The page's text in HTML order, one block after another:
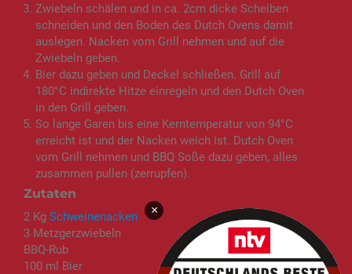
Zutaten
2 Kg Schweinenacken
3 Metzgerzwiebeln
BBQ-Rub
100 ml Bier
Zwiebeln schälen und in ca. 2cm dicke Scheiben
schneiden und den Boden des Dutch Ovens damit
auslegen. Nacken vom Grill nehmen und auf die
Zwiebeln geben.
Bier dazu geben und Deckel schließen. Grill auf
180°C indirekte Hitze einregeln und den Dutch Oven
in den Grill geben.
So lange Garen bis eine Kerntemperatur von 94°C
erreicht ist und der Nacken weich ist. Dutch Oven
vom Grill nehmen und BBQ Soße dazu geben, alles
zusammen pullen (zerrupfen).
×